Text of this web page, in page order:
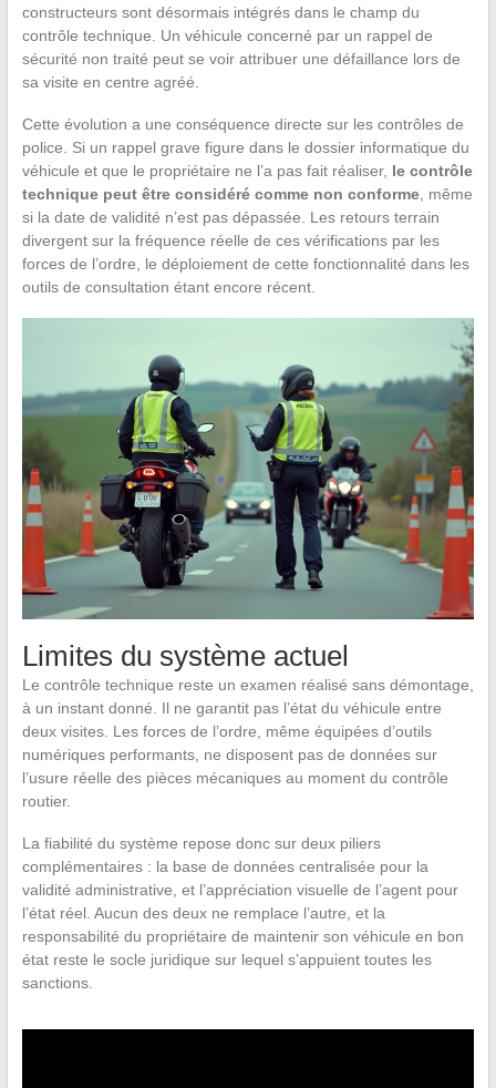
constructeurs sont désormais intégrés dans le champ du
contrôle technique. Un véhicule concerné par un rappel de
sécurité non traité peut se voir attribuer une défaillance lors de
sa visite en centre agréé.
Cette évolution a une conséquence directe sur les contrôles de
police. Si un rappel grave figure dans le dossier informatique du
véhicule et que le propriétaire ne l’a pas fait réaliser, le contrôle
technique peut être considéré comme non conforme, même
si la date de validité n’est pas dépassée. Les retours terrain
divergent sur la fréquence réelle de ces vérifications par les
forces de l’ordre, le déploiement de cette fonctionnalité dans les
outils de consultation étant encore récent.
Limites du système actuel
Le contrôle technique reste un examen réalisé sans démontage,
à un instant donné. Il ne garantit pas l’état du véhicule entre
deux visites. Les forces de l’ordre, même équipées d’outils
numériques performants, ne disposent pas de données sur
l’usure réelle des pièces mécaniques au moment du contrôle
routier.
La fiabilité du système repose donc sur deux piliers
complémentaires : la base de données centralisée pour la
validité administrative, et l’appréciation visuelle de l’agent pour
l’état réel. Aucun des deux ne remplace l’autre, et la
responsabilité du propriétaire de maintenir son véhicule en bon
état reste le socle juridique sur lequel s’appuient toutes les
sanctions.